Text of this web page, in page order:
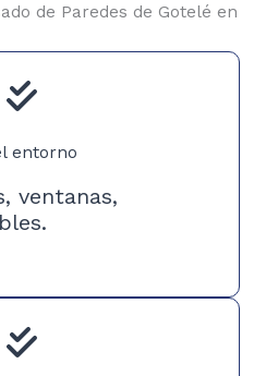
de Paredes de Gotelé en
entorno
ventanas,